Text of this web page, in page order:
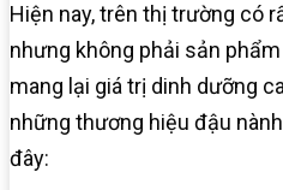
Hiện nay, trên thị trường có
nhưng không phải sản
mang lại giá trị dinh dưỡng
những thương hiệu đậu
đây: